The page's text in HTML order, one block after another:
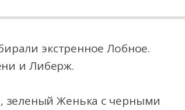
экстренное Лобное.
и Либерж.
зеленый Женька с черными